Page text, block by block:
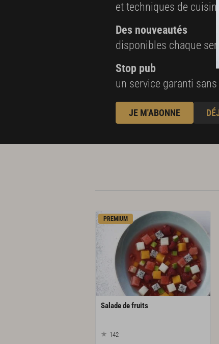
et techniques de
Des nouveautés
disponibles chaque
Stop pub
un service garanti
JE M'ABONNE
PREMIUM
Saladedefruits
142